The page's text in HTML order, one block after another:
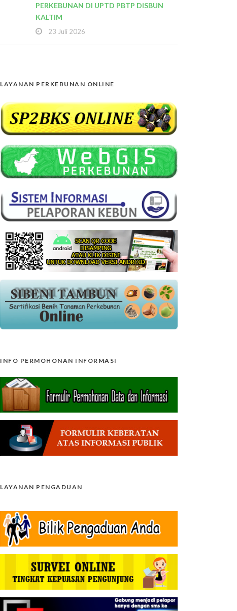
PERKEBUNAN DI UPTD PBTP DISBUN
KALTIM
23 Juli 2026
LAYANAN PERKEBUNAN ONLINE
INFO PERMOHONAN INFORMASI
LAYANAN PENGADUAN